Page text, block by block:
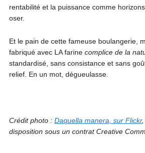
rentabilité et la puissance comme
oser.
Et le pain de cette fameuse boulangerie,
fabriqué avec LA farine complice de la
standardisé, sans consistance et sans
relief. En un mot, dégueulasse.
Crédit photo : Daquella manera, sur Flickr
disposition sous un contrat Creative